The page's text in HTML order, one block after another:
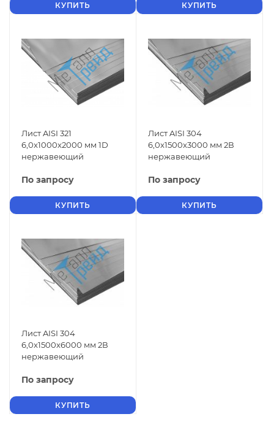
КУПИТЬ КУПИТЬ
Лист AISI 321
6,0x1000x2000 мм 1D
нержавеющий
По запросу
КУПИТЬ
Лист AISI 304
6,0x1500x3000 мм 2В
нержавеющий
По запросу
КУПИТЬ
Лист AISI 304
6,0x1500x6000 мм 2В
нержавеющий
По запросу
КУПИТЬ